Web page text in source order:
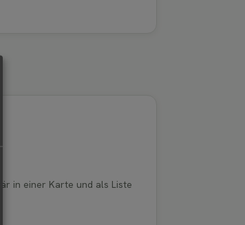
in einer Karte und als Liste